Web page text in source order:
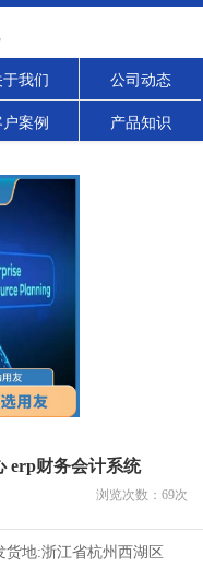
于我们 公司动态
案例 产品知识
erp财务会计系统
浏览次数： 69次
货地:浙江省杭州西湖区